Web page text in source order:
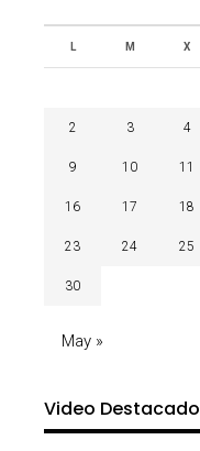
L M X
2 3 4
9 10 11
16 17 18
23 24 25
30
May »
Video Destacado